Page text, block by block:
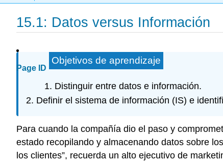
15.1: Datos versus Información
Page ID
Objetivos de aprendizaje
Distinguir entre datos e información.
Definir el sistema de información (IS) e
Para cuando la compañía dio el paso y
estado recopilando y almacenando datos sobre
los clientes”, recuerda un alto ejecutivo de